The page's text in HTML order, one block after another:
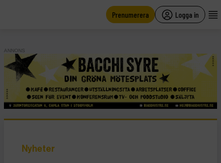
Prenumerera Logga in
ANNONS
Nyheter